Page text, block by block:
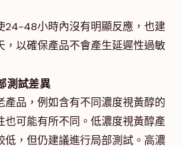
24-48小時內沒有明顯反應，也建
，以確保產品不會產生延遲性過敏
測試差異
產品，例如含有不同濃度視黃醇的
也可能有所不同。低濃度視黃醇產
低，但仍建議進行局部測試。高濃